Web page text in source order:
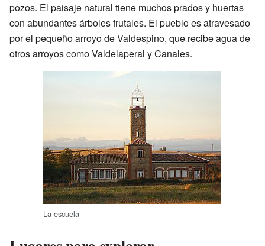
pozos. El paisaje natural tiene muchos prados y huertas
con abundantes árboles frutales. El pueblo es atravesado
por el pequeño arroyo de Valdespino, que recibe agua de
otros arroyos como Valdelaperal y Canales.
La escuela